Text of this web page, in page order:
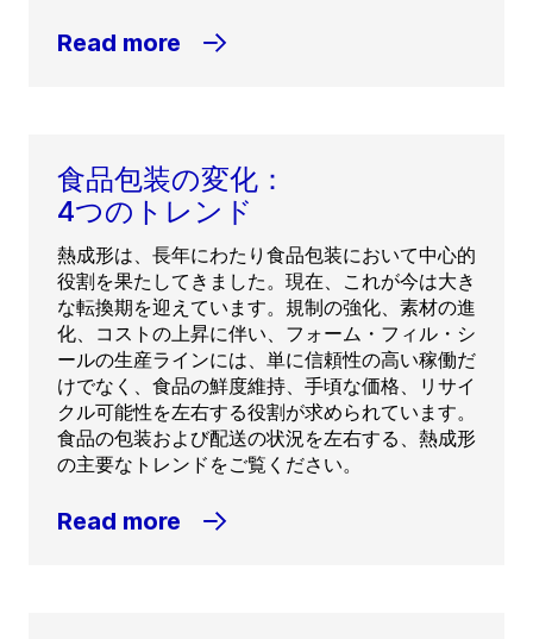
Read more
食品包装の変化：
4つのトレンド
熱成形は、長年にわたり食品包装において中心的
役割を果たしてきました。現在、これが今は大き
な転換期を迎えています。規制の強化、素材の進
化、コストの上昇に伴い、フォーム・フィル・シ
ールの生産ラインには、単に信頼性の高い稼働だ
けでなく、食品の鮮度維持、手頃な価格、リサイ
クル可能性を左右する役割が求められています。
食品の包装および配送の状況を左右する、熱成形
の主要なトレンドをご覧ください。
Read more